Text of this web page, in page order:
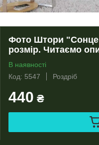
Фото Штори "Сонце
розмір. Читаємо
В наявності
Код: 5547
Роздріб
440 ₴